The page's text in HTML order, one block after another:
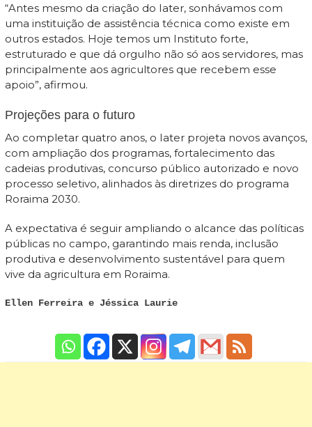
“Antes mesmo da criação do Iater, sonhávamos com
uma instituição de assistência técnica como existe em
outros estados. Hoje temos um Instituto forte,
estruturado e que dá orgulho não só aos servidores, mas
principalmente aos agricultores que recebem esse
apoio”, afirmou.
Projeções para o futuro
Ao completar quatro anos, o Iater projeta novos avanços,
com ampliação dos programas, fortalecimento das
cadeias produtivas, concurso público autorizado e novo
processo seletivo, alinhados às diretrizes do programa
Roraima 2030.
A expectativa é seguir ampliando o alcance das políticas
públicas no campo, garantindo mais renda, inclusão
produtiva e desenvolvimento sustentável para quem
vive da agricultura em Roraima.
Ellen Ferreira e Jéssica Laurie